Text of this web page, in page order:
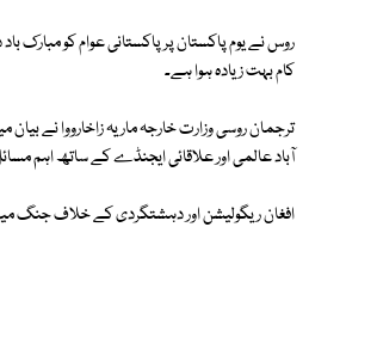
روس نے یوم پاکستان پر پاکستانی عوام کو مبارک
کام بہت زیادہ ہوا ہے۔
ترجمان روسی وزارت خارجہ ماریہ زاخارووا نے
آباد عالمی اور علاقائی ایجنڈے کے ساتھ اہم
افغان ریگولیشن اور دہشتگردی کے خلاف جنگ